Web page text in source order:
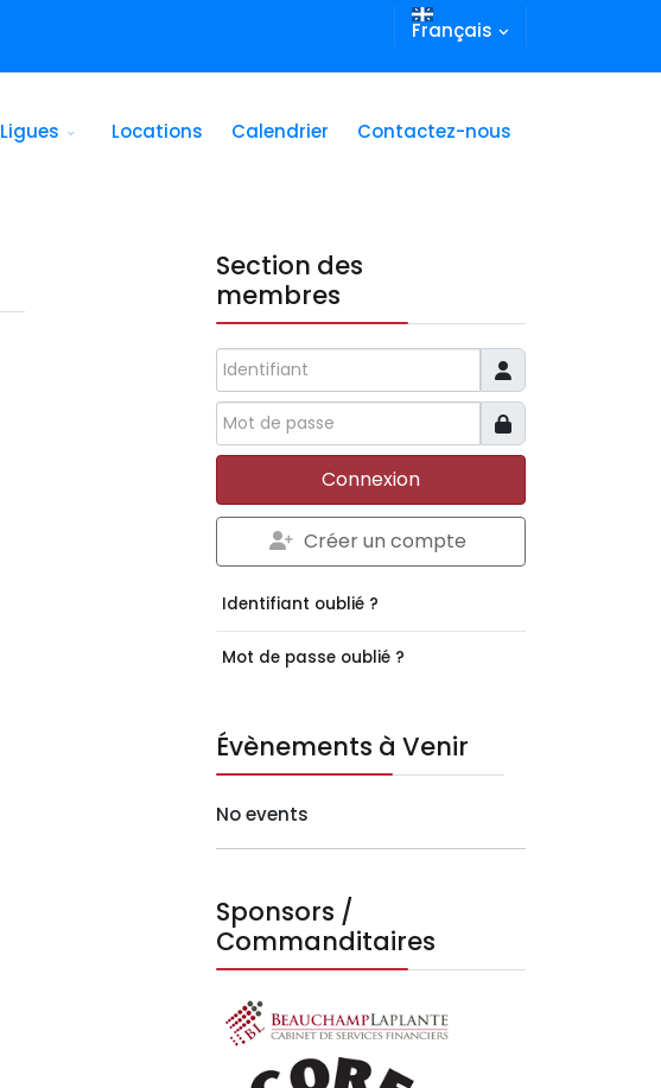
Français
Ligues Locations Calendrier Contactez-nous
Section des
membres
Identifiant
Connexion
Créer un compte
Identifiant oublié ?
Mot de passe oublié ?
Évènements à Venir
No events
Sponsors /
Commanditaires